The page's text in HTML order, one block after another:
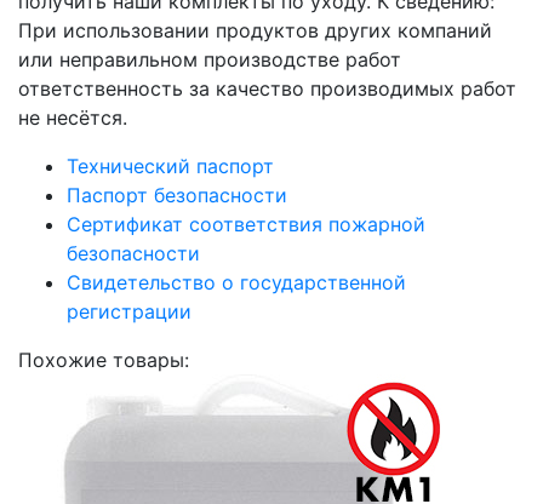
При использовании продуктов других компаний
или неправильном производстве работ
ответственность за качество производимых работ
не несётся.
Технический паспорт
Паспорт безопасности
Сертификат соответствия пожарной
безопасности
Свидетельство о государственной
регистрации
Похожие товары: